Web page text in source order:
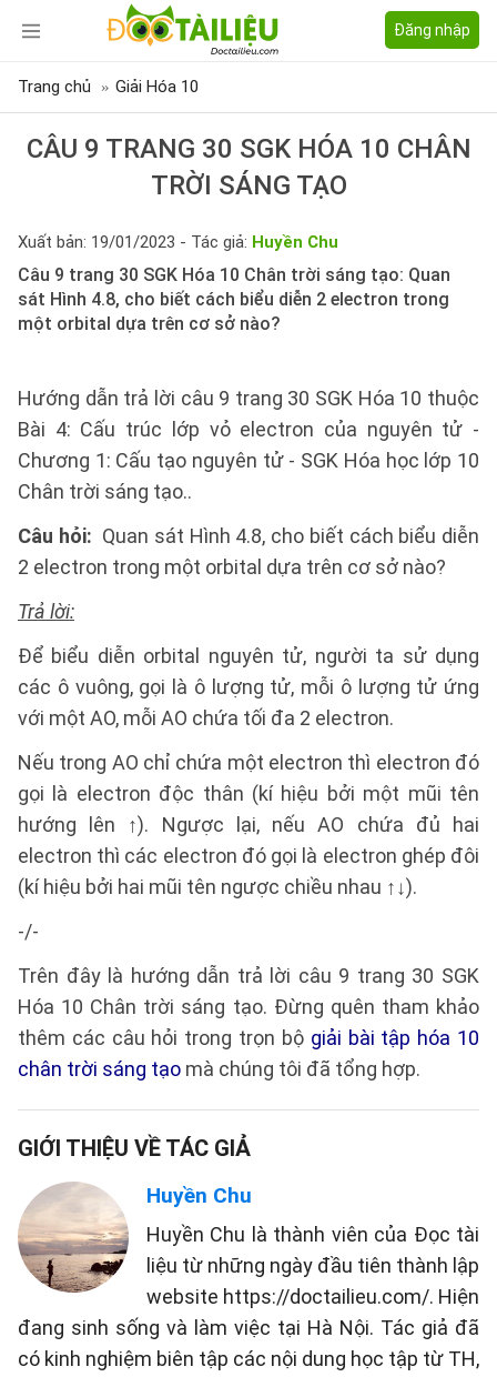
Đăng nhập
Trang chủ Giải Hóa 10
CÂU 9 TRANG 30 SGK HÓA 10 CHÂN
TRỜI SÁNG TẠO
Xuất bản: 19/01/2023 - Tác giả: Huyền Chu
Câu 9 trang 30 SGK Hóa 10 Chân trời sáng tạo: Quan
sát Hình 4.8, cho biết cách biểu diễn 2 electron trong
một orbital dựa trên cơ sở nào?
Hướng dẫn trả lời câu 9 trang 30 SGK Hóa 10 thuộc
Bài 4: Cấu trúc lớp vỏ electron của nguyên tử -
Chương 1: Cấu tạo nguyên tử - SGK Hóa học lớp 10
Chân trời sáng tạo..
Câu hỏi: Quan sát Hình 4.8, cho biết cách biểu diễn
2 electron trong một orbital dựa trên cơ sở nào?
Trả lời:
Để biểu diễn orbital nguyên tử, người ta sử dụng
các ô vuông, gọi là ô lượng tử, mỗi ô lượng tử ứng
với một AO, mỗi AO chứa tối đa 2 electron.
Nếu trong AO chỉ chứa một electron thì electron đó
gọi là electron độc thân (kí hiệu bởi một mũi tên
hướng lên ↑). Ngược lại, nếu AO chứa đủ hai
electron thì các electron đó gọi là electron ghép đôi
(kí hiệu bởi hai mũi tên ngược chiều nhau ↑↓).
-/-
Trên đây là hướng dẫn trả lời câu 9 trang 30 SGK
Hóa 10 Chân trời sáng tạo. Đừng quên tham khảo
thêm các câu hỏi trong trọn bộ giải bài tập hóa 10
chân trời sáng tạo mà chúng tôi đã tổng hợp.
GIỚI THIỆU VỀ TÁC GIẢ
Huyền Chu
Huyền Chu là thành viên của Đọc tài
liệu từ những ngày đầu tiên thành lập
website https://doctailieu.com/. Hiện
đang sinh sống và làm việc tại Hà Nội. Tác giả đã
có kinh nghiệm biên tập các nội dung học tập từ TH,